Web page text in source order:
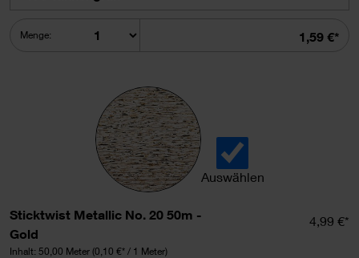
Summe
1,59 €*
Menge:
Auswählen
Sticktwist Metallic No. 20 50m -
Gold
Inhalt: 50,00 Meter (0,10 €* / 1 Meter)
4,99 €*